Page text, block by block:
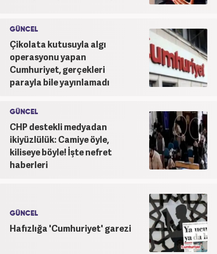
GÜNCEL
Çikolata kutusuyla algı
operasyonu yapan
Cumhuriyet, gerçekleri
parayla bile yayınlamadı
GÜNCEL
CHP destekli medyadan
ikiyüzlülük: Camiye öyle,
kiliseye böyle! İşte nefret
haberleri
GÜNCEL
Hafızlığa 'Cumhuriyet' garezi